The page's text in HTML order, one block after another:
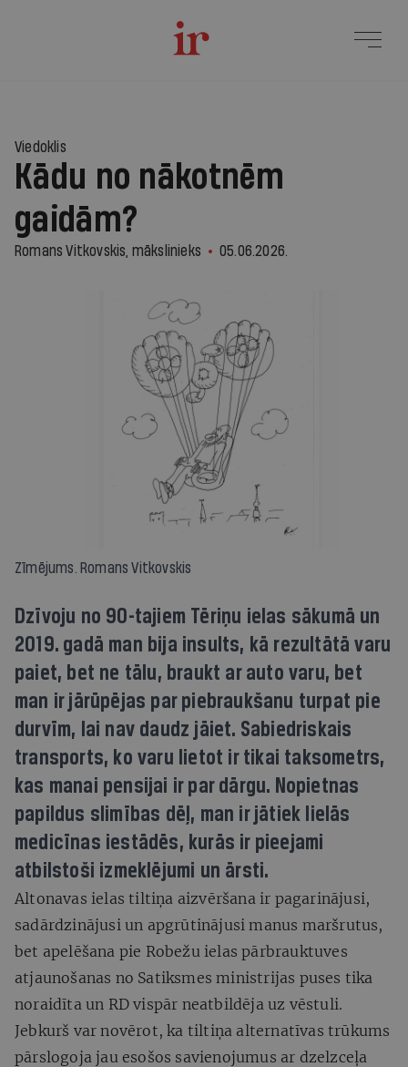
Viedoklis
Kādu no nākotnēm
gaidām?
Romans Vitkovskis, mākslinieks 05.06.2026.
Zīmējums. Romans Vitkovskis
Dzīvoju no 90-tajiem Tēriņu ielas sākumā un
2019. gadā man bija insults, kā rezultātā varu
paiet, bet ne tālu, braukt ar auto varu, bet
man ir jārūpējas par piebraukšanu turpat pie
durvīm, lai nav daudz jāiet. Sabiedriskais
transports, ko varu lietot ir tikai taksometrs,
kas manai pensijai ir par dārgu. Nopietnas
papildus slimības dēļ, man ir jātiek lielās
medicīnas iestādēs, kurās ir pieejami
atbilstoši izmeklējumi un ārsti.
Altonavas ielas tiltiņa aizvēršana ir pagarinājusi,
sadārdzinājusi un apgrūtinājusi manus maršrutus,
bet apelēšana pie Robežu ielas pārbrauktuves
atjaunošanas no Satiksmes ministrijas puses tika
noraidīta un RD vispār neatbildēja uz vēstuli.
Jebkurš var novērot, ka tiltiņa alternatīvas trūkums
pārslogoja jau esošos savienojumus ar dzelzceļa